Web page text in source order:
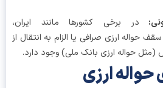
در برخی کشورها مانند ایران،
ارزی صرافی یا الزام به انتقال از
ارزی بانک ملی) وجود دارد.
ارزی